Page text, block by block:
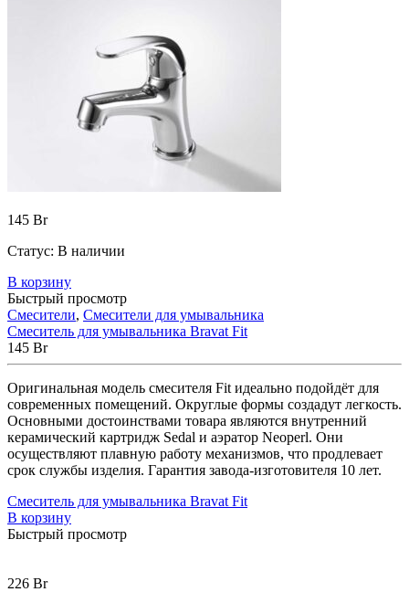
145 Br
Статус: В наличии
В корзину
Быстрый просмотр
Смесители, Смесители для умывальника
Смеситель для умывальника Bravat Fit
145 Br
Оригинальная модель смесителя Fit идеально подойдёт для
современных помещений. Округлые формы создадут легкость.
Основными достоинствами товара являются внутренний
керамический картридж Sedal и аэратор Neoperl. Они
осуществляют плавную работу механизмов, что продлевает
срок службы изделия. Гарантия завода-изготовителя 10 лет.
Смеситель для умывальника Bravat Fit
В корзину
Быстрый просмотр
226 Br